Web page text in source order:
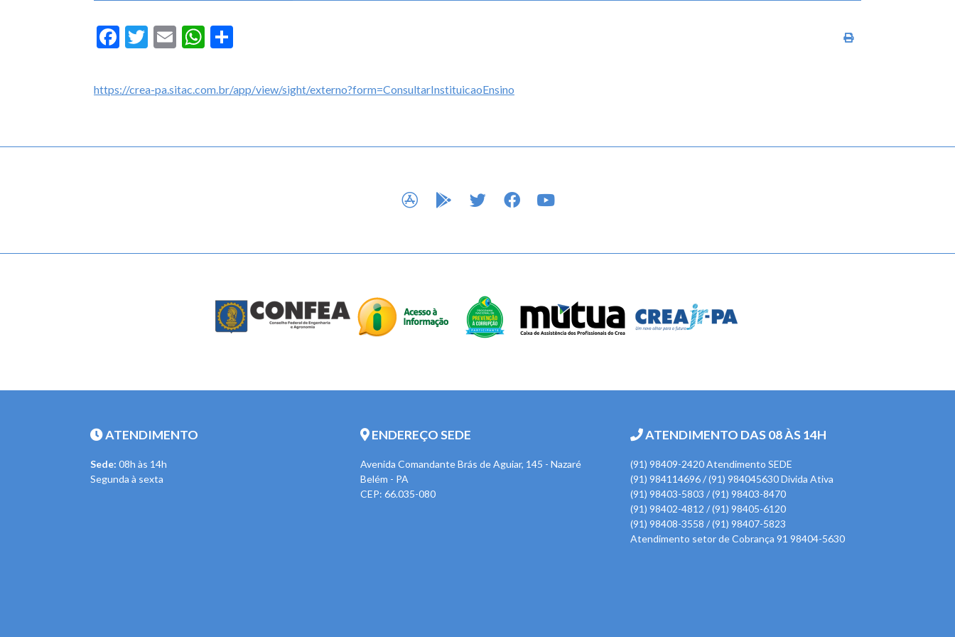
Imprimir conteúdo
Facebook
Twitter
EmailWhatsApp
https://crea-pa.sitac.com.br/app/view/sight/externo?form=ConsultarInstituicaoEnsino
APP STOREGOOGLE PLAY
TWITTERFACEBOOK
ATENDIMENTO
Sede: 08h às 14h
Segunda à sexta
ENDEREÇO SEDE
Avenida Comandante Brás de Aguiar, 145 - Nazaré
Belém - PA
CEP: 66.035-080
ATENDIMENTO DAS 08 ÀS 14H
(91) 98409-2420 Atendimento SEDE
(91) 984114696 / (91) 984045630 Divida Ativa
(91) 98403-5803 / (91) 98403-8470
(91) 98402-4812 / (91) 98405-6120
(91) 98408-3558 / (91) 98407-5823
Atendimento setor de Cobrança 91 98404-5630